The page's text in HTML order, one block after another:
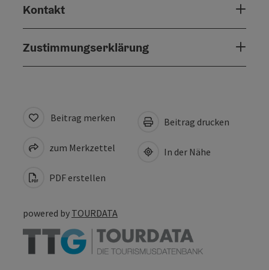
Kontakt
Zustimmungserklärung
Beitrag merken
zum Merkzettel
PDF erstellen
Beitrag drucken
In der Nähe
powered by TOURDATA